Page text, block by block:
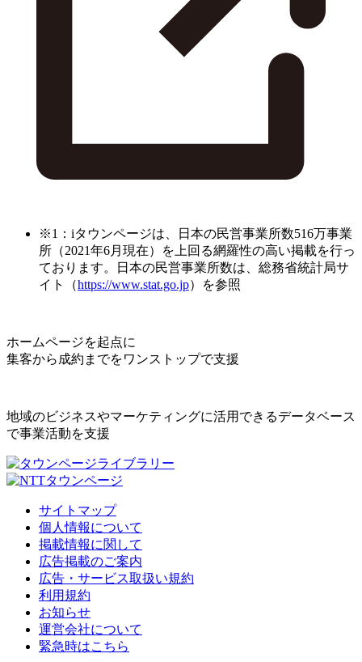
※1：iタウンページは、日本の民営事業所数516万事業
所（2021年6月現在）を上回る網羅性の高い掲載を行っ
ております。日本の民営事業所数は、総務省統計局サ
イト（https://www.stat.go.jp）を参照
ホームページを起点に
集客から成約までをワンストップで支援
地域のビジネスやマーケティングに活用できるデータベース
で事業活動を支援
サイトマップ
個人情報について
掲載情報に関して
広告掲載のご案内
広告・サービス取扱い規約
利用規約
お知らせ
運営会社について
緊急時はこちら